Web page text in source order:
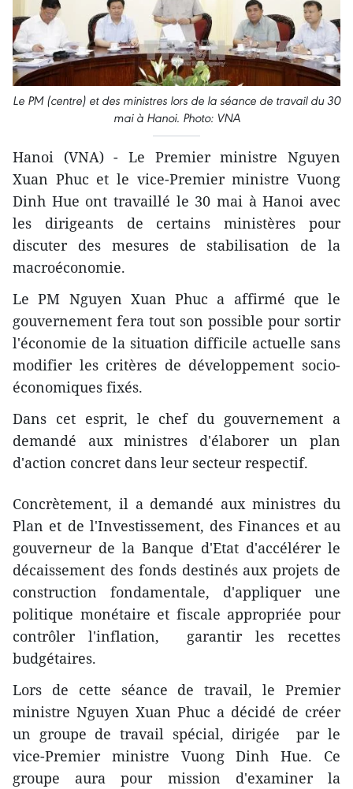
Le PM (centre) et des ministres lors de la séance de travail du 30
mai à Hanoi. Photo: VNA
Hanoi (VNA) - Le Premier ministre Nguyen
Xuan Phuc et le vice-Premier ministre Vuong
Dinh Hue ont travaillé le 30 mai à Hanoi avec
les dirigeants de certains ministères pour
discuter des mesures de stabilisation de la
macroéconomie.
Le PM Nguyen Xuan Phuc a affirmé que le
gouvernement fera tout son possible pour sortir
l'économie de la situation difficile actuelle sans
modifier les critères de développement socio-
économiques fixés.
Dans cet esprit, le chef du gouvernement a
demandé aux ministres d'élaborer un plan
d'action concr​et ​dans leur secteur ​respectif.
Concrètement, il a demandé aux ministres du
Plan et de l'Investissement, des Finances et au
gouverneur de la Banque d'Etat d'accélérer le
décaissement des fonds destinés aux projets de
construction fondamentale, d'appliquer une
politique monétaire et fiscale appropriée pour
contrôler l'inflation, garantir les recettes
budgétaires.
Lors de cette séance de travail, le Premier
ministre Nguyen Xuan Phuc a décidé de créer
un groupe de travail spécial, dirigée par le
vice-Premier ministre Vuong Dinh Hue. Ce
groupe aura pour mission d'examiner la